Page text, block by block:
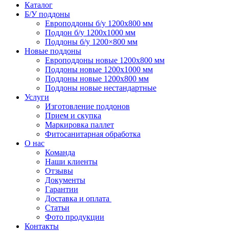
Каталог
Б/У поддоны
Европоддоны б/у 1200х800 мм
Поддон б/у 1200х1000 мм
Поддоны б/у 1200×800 мм
Новые поддоны
Европоддоны новые 1200х800 мм
Поддоны новые 1200х1000 мм
Поддоны новые 1200х800 мм
Поддоны новые нестандартные
Услуги
Изготовление поддонов
Прием и скупка
Маркировка паллет
Фитосанитарная обработка
О нас
Команда
Наши клиенты
Отзывы
Документы
Гарантии
Доставка и оплата
Статьи
Фото продукции
Контакты